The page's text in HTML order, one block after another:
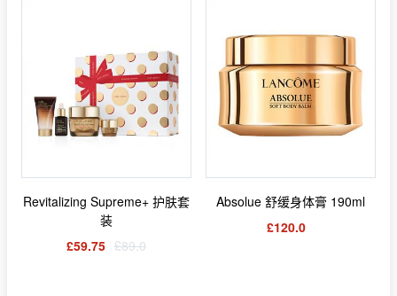
Revitalizing Supreme+ 护肤套
装
£59.75 £89.0
Absolue 舒缓身体膏 190ml
£120.0